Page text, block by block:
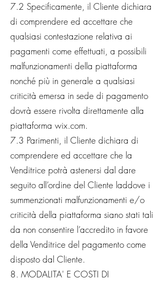
7.2 Specificamente, il Cliente dichiara
di comprendere ed accettare che
qualsiasi contestazione relativa ai
pagamenti come effettuati, a possibili
malfunzionamenti della piattaforma
nonché più in generale a qualsiasi
criticità emersa in sede di pagamento
dovrà essere rivolta direttamente alla
piattaforma wix.com.
7.3 Parimenti, il Cliente dichiara di
comprendere ed accettare che la
Venditrice potrà astenersi dal dare
seguito all’ordine del Cliente laddove i
summenzionati malfunzionamenti e/o
criticità della piattaforma siano stati tali
da non consentire l’accredito in favore
della Venditrice del pagamento come
disposto dal Cliente.
8. MODALITA' E COSTI DI